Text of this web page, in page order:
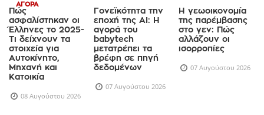
ΑΓΟΡΆ
Πώς
ασφαλίστηκαν οι
Έλληνες το 2025-
Τι δείχνουν τα
στοιχεία για
Αυτοκίνητο,
Μηχανή και
Κατοικία
08 Αυγούστου 2026
Γονεϊκότητα την
εποχή της AI: Η
αγορά του
babytech
μετατρέπει τα
βρέφη σε πηγή
δεδομένων
07 Αυγούστου 2026
Η γεωοικονομία
της παρέμβασης
στο γεν: Πώς
αλλάζουν οι
ισορροπίες
07 Αυγούστου 2026